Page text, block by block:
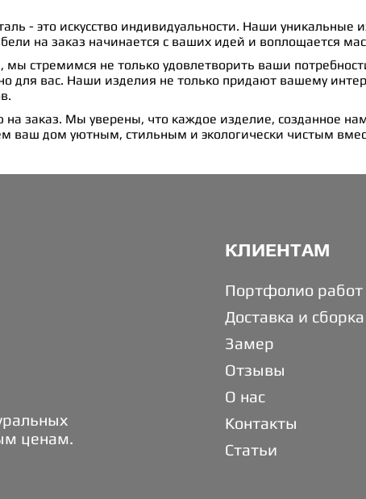
- это искусство индивидуальности. Наши
на заказ начинается с ваших идей и
стремимся не только удовлетворить ваши
вас. Наши изделия не только придают вашему
заказ. Мы уверены, что каждое изделие, созданное
ваш дом уютным, стильным и экологически чистым
ценам.
КЛИЕНТАМ
Портфолио работ
Доставка и сборка
Замер
Отзывы
О нас
Контакты
Статьи